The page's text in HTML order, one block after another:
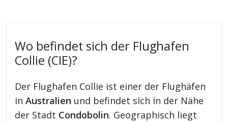
Wo befindet sich der Flughafen
Collie (CIE)?
Der Flughafen Collie ist einer der Flughäfen
inAustralien und befindet sich in der Nähe
der Stadt Condobolin. Geographisch liegt